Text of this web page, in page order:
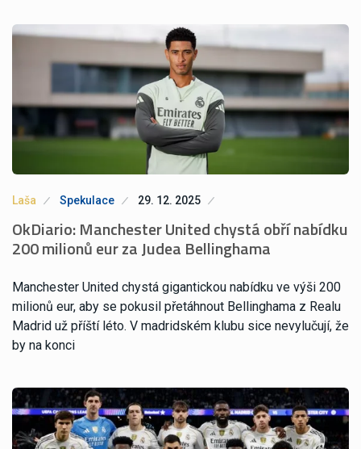
Laša Spekulace 29. 12. 2025
OkDiario: Manchester United chystá obří nabídku
200 milionů eur za Judea Bellinghama
Manchester United chystá gigantickou nabídku ve výši 200
milionů eur, aby se pokusil přetáhnout Bellinghama z Realu
Madrid už příští léto. V madridském klubu sice nevylučují, že
by na konci